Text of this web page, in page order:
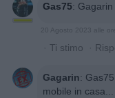
Gas75:
20 Agosto 2023 alle
· Ti stimo ·
Gagarin:
mobile in casa...